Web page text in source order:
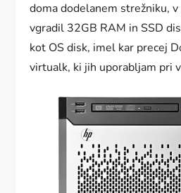
doma dodelanem strežniku,
vgradil 32GB RAM in SSD
kot OS disk, imel kar precej
virtualk, ki jih uporabljam pri